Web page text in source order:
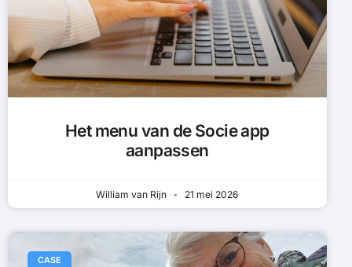
Het menu van de Socie app
aanpassen
William van Rijn 21 mei 2026
CASE